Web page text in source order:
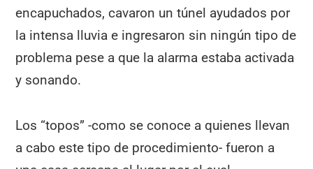
encapuchados, cavaron un túnel ayudados por
la intensa lluvia e ingresaron sin ningún tipo de
problema pese a que la alarma estaba activada
y sonando.
Los “topos” -como se conoce a quienes llevan
a cabo este tipo de procedimiento- fueron a